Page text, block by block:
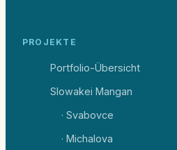
PROJEKTE
Portfolio-Übersicht
Slowakei Mangan
· Svabovce
· Michalova